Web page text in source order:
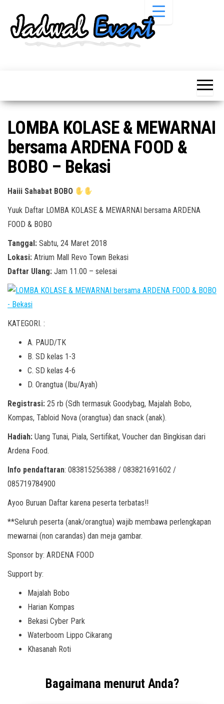
Pameran,
Acara &
Promo
Terbaru
Pameran,
Bazaar,
Workshop,
Job Fair,
Lomba dll.
LOMBA KOLASE & MEWARNAI
bersama ARDENA FOOD &
BOBO – Bekasi
Haiii Sahabat BOBO
Yuuk Daftar LOMBA KOLASE & MEWARNAI bersama ARDENA
FOOD & BOBO
Tanggal: Sabtu, 24 Maret 2018
Lokasi: Atrium Mall Revo Town Bekasi
Daftar Ulang: Jam 11.00 – selesai
KATEGORI. :
A. PAUD/TK
B. SD kelas 1-3
C. SD kelas 4-6
D. Orangtua (Ibu/Ayah)
Registrasi: 25 rb (Sdh termasuk Goodybag, Majalah Bobo,
Kompas, Tabloid Nova (orangtua) dan snack (anak).
Hadiah: Uang Tunai, Piala, Sertifikat, Voucher dan Bingkisan dari
Ardena Food.
Info pendaftaran: 083815256388 / 083821691602 /
085719784900
Ayoo Buruan Daftar karena peserta terbatas!!
**Seluruh peserta (anak/orangtua) wajib membawa perlengkapan
mewarnai (non carandas) dan meja gambar.
Sponsor by: ARDENA FOOD
Support by:
Majalah Bobo
Harian Kompas
Bekasi Cyber Park
Waterboom Lippo Cikarang
Khasanah Roti
Bagaimana menurut Anda?